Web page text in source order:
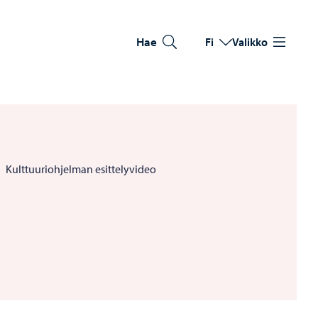
Hae Vaihda kieltä
Nykyinen kieli: Suomi
Fi Valikko
Kulttuuriohjelman esittelyvideo